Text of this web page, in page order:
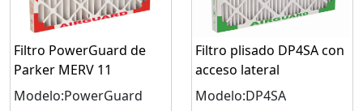
Filtro PowerGuard de
Parker MERV 11
Modelo:PowerGuard
Filtro plisado DP4SA con
acceso lateral
Modelo:DP4SA